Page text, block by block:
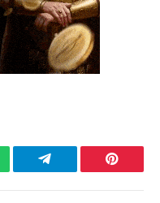
Telegram